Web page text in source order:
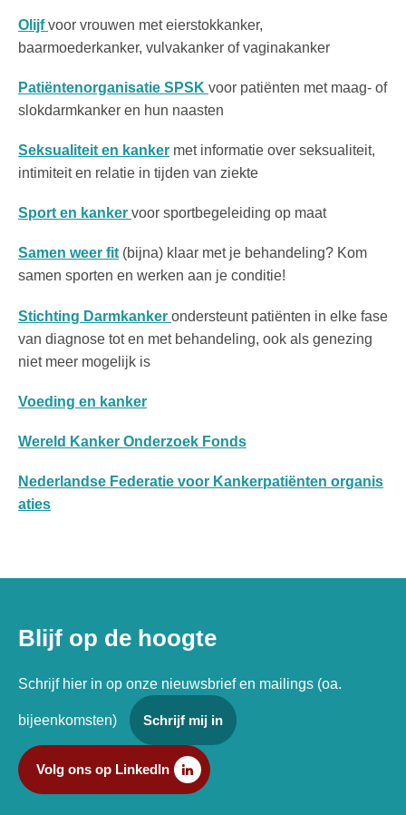
Olijfvoor vrouwen met eierstokkanker,
baarmoederkanker, vulvakanker of vaginakanker
Patiëntenorganisatie SPSK voor patiënten met maag- of
slokdarmkanker en hun naasten
Seksualiteit en kanker met informatie over seksualiteit,
intimiteit en relatie in tijden van ziekte
Sport en kanker voor sportbegeleiding op maat
Samen weer fit (bijna) klaar met je behandeling? Kom
samen sporten en werken aan je conditie!
Stichting Darmkanker ondersteunt patiënten in elke fase
van diagnose tot en met behandeling, ook als genezing
niet meer mogelijk is
Voeding en kanker
Wereld Kanker Onderzoek Fonds
Nederlandse Federatie voor Kankerpatiënten organis
aties
Blijf op de hoogte
Schrijf hier in op onze nieuwsbrief en mailings (oa.
bijeenkomsten) Schrijf mij in
Volg ons op LinkedIn